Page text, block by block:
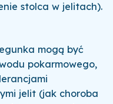
stolca w jelitach).
mogą być
pokarmowego,
jelit (jak choroba